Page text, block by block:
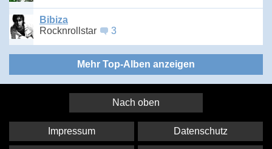
Bibiza
Rocknrollstar
3
Mehr Top-Alben anzeigen
Nach oben
Impressum Datenschutz